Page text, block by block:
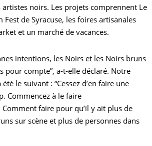
noirs. Les projets comprennent Le
Fest de Syracuse, les foires artisanales
et un marché de vacances.
intentions, les Noirs et les Noirs bruns
pour compte”, a-t-elle déclaré. Notre
le suivant : “Cessez d’en faire une
Commencez à le faire
faire pour qu’il y ait plus de
sur scène et plus de personnes dans